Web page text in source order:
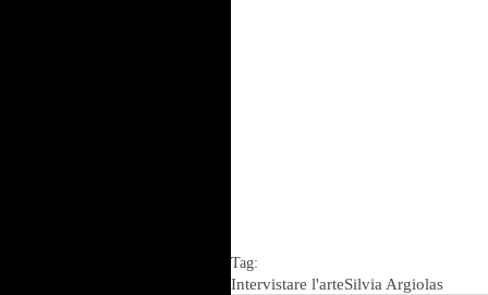
Tag:
Intervistare l'arteSilvia Argiolas